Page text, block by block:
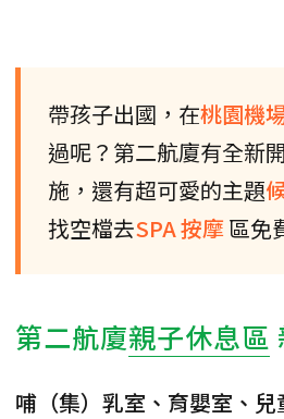
帶孩子出國，在桃園機
過呢？第二航廈有全新
施，還有超可愛的主題
找空檔去SPA按摩區免
第二航廈親子休息區
哺（集）乳室、育嬰室、